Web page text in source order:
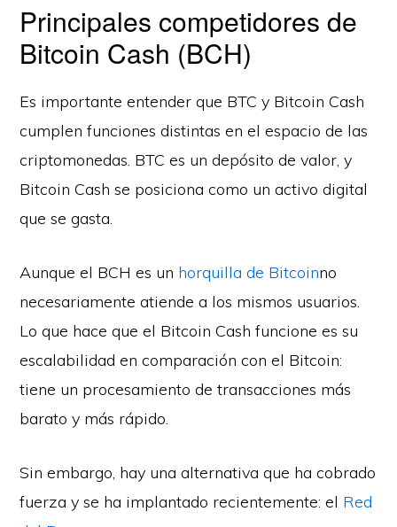
Principales competidores de
Bitcoin Cash (BCH)
Es importante entender que BTC y Bitcoin Cash
cumplen funciones distintas en el espacio de las
criptomonedas. BTC es un depósito de valor, y
Bitcoin Cash se posiciona como un activo digital
que se gasta.
Aunque el BCH es un horquilla de Bitcoinno
necesariamente atiende a los mismos usuarios.
Lo que hace que el Bitcoin Cash funcione es su
escalabilidad en comparación con el Bitcoin:
tiene un procesamiento de transacciones más
barato y más rápido.
Sin embargo, hay una alternativa que ha cobrado
fuerza y se ha implantado recientemente: el Red